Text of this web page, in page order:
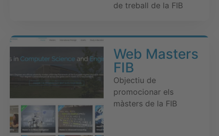
de treball de la FIB
Web Masters
FIB
Objectiu de
promocionar els
màsters de la FIB